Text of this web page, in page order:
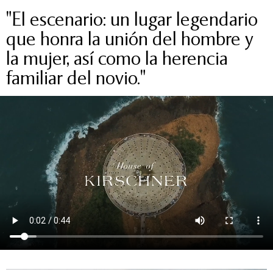
"El escenario: un lugar legendario
que honra la unión del hombre y
la mujer, así como la herencia
familiar del novio."